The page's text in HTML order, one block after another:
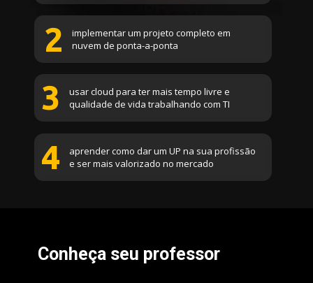
2
implementar um projeto completo em
nuvem de ponta-a-ponta
3
usar cloud para ter mais tempo livre e
qualidade de vida trabalhando com TI
4
aprender como dar um UP na sua profissão
e ser mais valorizado no mercado
Conheça seu professor